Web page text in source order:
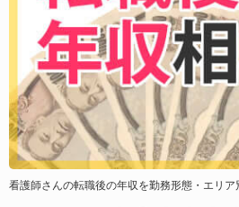
看護師さんの転職後の年収を勤務形態・エリア